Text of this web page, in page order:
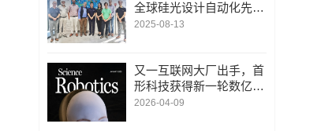
全球硅光设计自动化先锋
LUCEDA
2025-08-13
又一互联网大厂出手，首
形科技获得新一轮数亿元
A1轮融资｜人脸机器人首
2026-04-09